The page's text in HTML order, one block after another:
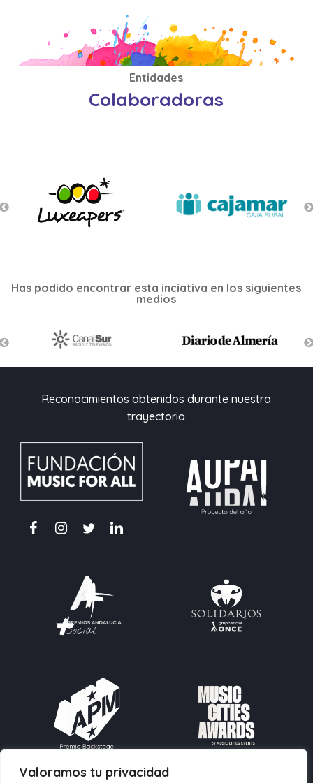
Valoramos tu privacidad
Entidades
Colaboradoras
Has podido encontrar esta inciativa en los siguientes
medios
Reconocimientos obtenidos durante nuestra
trayectoria